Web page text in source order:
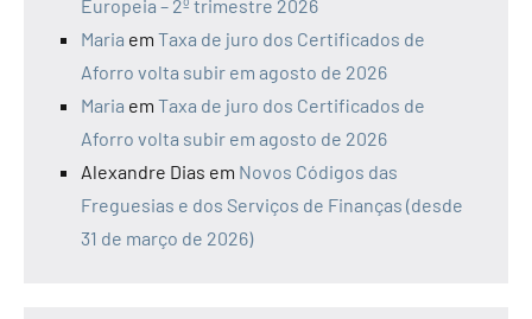
Europeia – 2º trimestre 2026
Maria em Taxa de juro dos Certificados de
Aforro volta subir em agosto de 2026
Maria em Taxa de juro dos Certificados de
Aforro volta subir em agosto de 2026
Alexandre Dias em Novos Códigos das
Freguesias e dos Serviços de Finanças (desde
31 de março de 2026)